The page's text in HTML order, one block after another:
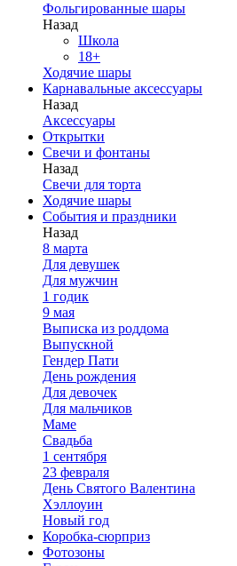
Фольгированные шары
Назад
Школа
18+
Ходячие шары
Карнавальные аксессуары
Назад
Аксессуары
Открытки
Свечи и фонтаны
Назад
Свечи для торта
Ходячие шары
События и праздники
Назад
8 марта
Для девушек
Для мужчин
1 годик
9 мая
Выписка из роддома
Выпускной
Гендер Пати
День рождения
Для девочек
Для мальчиков
Маме
Свадьба
1 сентября
23 февраля
День Святого Валентина
Хэллоуин
Новый год
Коробка-сюрприз
Фотозоны